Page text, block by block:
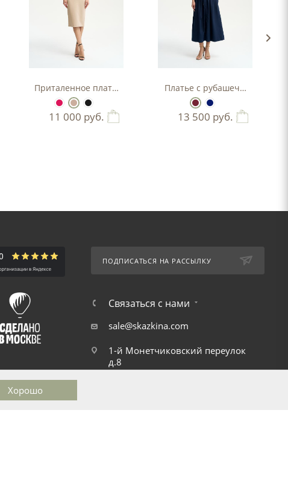
Приталенное платье-футляр
11 000 руб.
Платье с рубашечным
13 500 руб.
ПОДПИСАТЬСЯ НА РАССЫЛКУ
Связаться с нами
sale@skazkina.com
1-й Монетчиковский переулок
д.8
Хорошо